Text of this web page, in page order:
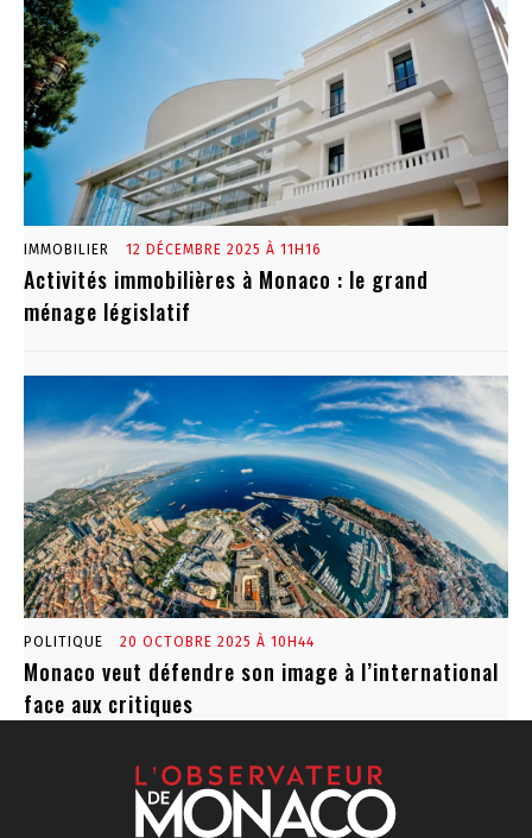
IMMOBILIER 12 DÉCEMBRE 2025 À 11H16
Activités immobilières à Monaco : le grand
ménage législatif
POLITIQUE 20 OCTOBRE 2025 À 10H44
Monaco veut défendre son image à l’international
face aux critiques